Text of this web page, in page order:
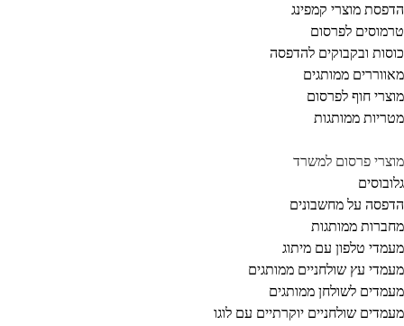
מוצרי קמפינג
לפרסום
ובקבוקים להדפסה
ממותגים
חוף לפרסום
ממותגות
פרסום למשרד
על מחשבונים
ממותגות
טלפון עם מיתוג
עץ שולחניים ממותגים
לשולחן ממותגים
שולחניים יוקרתיים עם לוגו